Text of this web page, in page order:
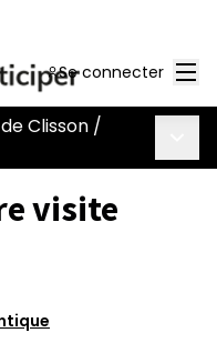
Se connecter
Clisson /
visite